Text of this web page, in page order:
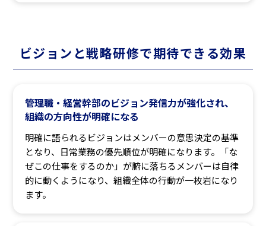
ビジョンと戦略研修で期待できる効果
管理職・経営幹部のビジョン発信力が強化され、
組織の方向性が明確になる
明確に語られるビジョンはメンバーの意思決定の基準
となり、日常業務の優先順位が明確になります。「な
ぜこの仕事をするのか」が腑に落ちるメンバーは自律
的に動くようになり、組織全体の行動が一枚岩になり
ます。